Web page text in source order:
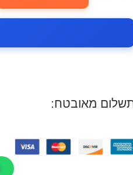
מאובטח: